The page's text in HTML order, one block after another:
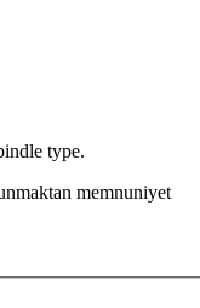
type.
memnuniyet